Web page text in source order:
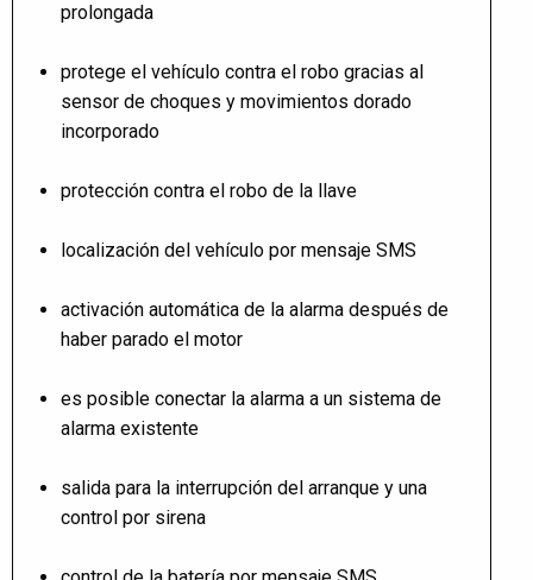
prolongada
protege el vehículo contra el robo gracias al
sensor de choques y movimientos dorado
incorporado
protección contra el robo de la llave
localización del vehículo por mensaje SMS
activación automática de la alarma después de
haber parado el motor
es posible conectar la alarma a un sistema de
alarma existente
salida para la interrupción del arranque y una
control por sirena